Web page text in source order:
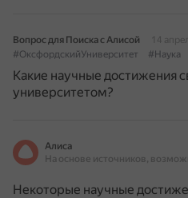
Вопрос для Поиска с Алисой
14
#ОксфордскийУниверситет
#Наука
Какие научные достижения
университетом?
Алиса
Некоторые научные